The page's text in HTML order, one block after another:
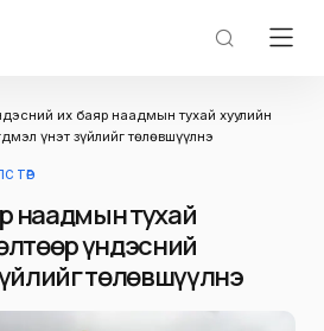
их баяр наадмын тухай хуулийн
үнэт зүйлийг төлөвшүүлнэ
ТӨР
наадмын тухай
үндэсний
төлөвшүүлнэ